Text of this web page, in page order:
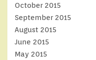
October 2015
September 2015
August 2015
June 2015
May 2015